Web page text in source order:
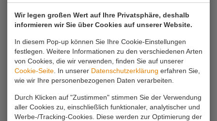
Wir legen großen Wert auf Ihre Privatsphäre, deshalb
informieren wir Sie über Cookies auf unserer Website.
In diesem Pop-up können Sie Ihre Cookie-Einstellungen
festlegen. Weitere Informationen zu den verschiedenen Arten
von Cookies, die wir verwenden, finden Sie auf unserer
Cookie-Seite . In unserer Datenschutzerklärung erfahren Sie,
wie wir Ihre personenbezogenen Daten verarbeiten.
Durch Klicken auf "Zustimmen" stimmen Sie der Verwendung
aller Cookies zu, einschließlich funktionaler, analytischer und
Werbe-/Tracking-Cookies. Diese werden zur Optimierung der
Rotterdam is 7 dagen per week geopend. Het is druk. Erg
druk. Maar wel erg leuk. Shoppen kan vermoeiend zijn,
zeker voor de mannen die meegesleurd worden, maar
gelukkig kan je goed pauze houden op het stadhuisplein
of op een van de andere terrasjes in de stad.
https://rotterdam.info/shoppen/waar-te-winkelen-in-
rotterdam/